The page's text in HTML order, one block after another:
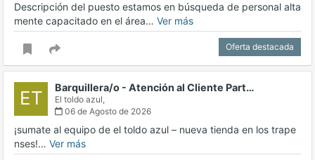
Descripción del puesto estamos en búsqueda de personal alta
mente capacitado en el área… Ver más
Oferta destacada
ET Barquillera/o - Atención al Cliente Part…
El toldo azul,
06 de Agosto de 2026
¡sumate al equipo de el toldo azul – nueva tienda en los trape
nses!… Ver más